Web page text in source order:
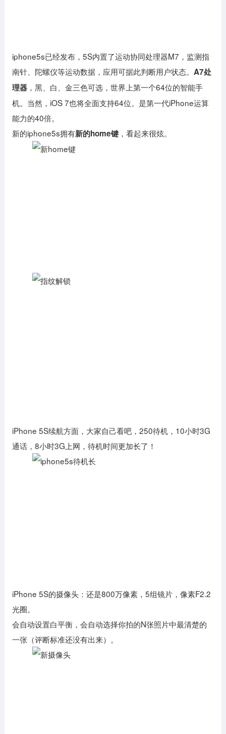
iphone5s已经发布，5S内置了运动协同处理器M7，监测指
南针、陀螺仪等运动数据，应用可据此判断用户状态。 A7处
理器，黑、白、金三色可选，世界上第一个64位的智能手
机。当然，iOS 7也将全面支持64位。是第一代iPhone运算
能力的40倍。
新的iphone5s拥有新的home键，看起来很炫。
iPhone 5S续航方面，大家自己看吧，250待机，10小时3G
通话，8小时3G上网，待机时间更加长了！
iPhone 5S的摄像头：还是800万像素，5组镜片，像素F2.2
光圈。
会自动设置白平衡，会自动选择你拍的N张照片中最清楚的
一张（评断标准还没有出来）。